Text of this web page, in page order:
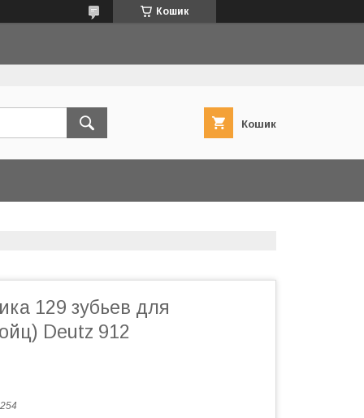
Кошик
Кошик
129 зубьев для
Deutz 912